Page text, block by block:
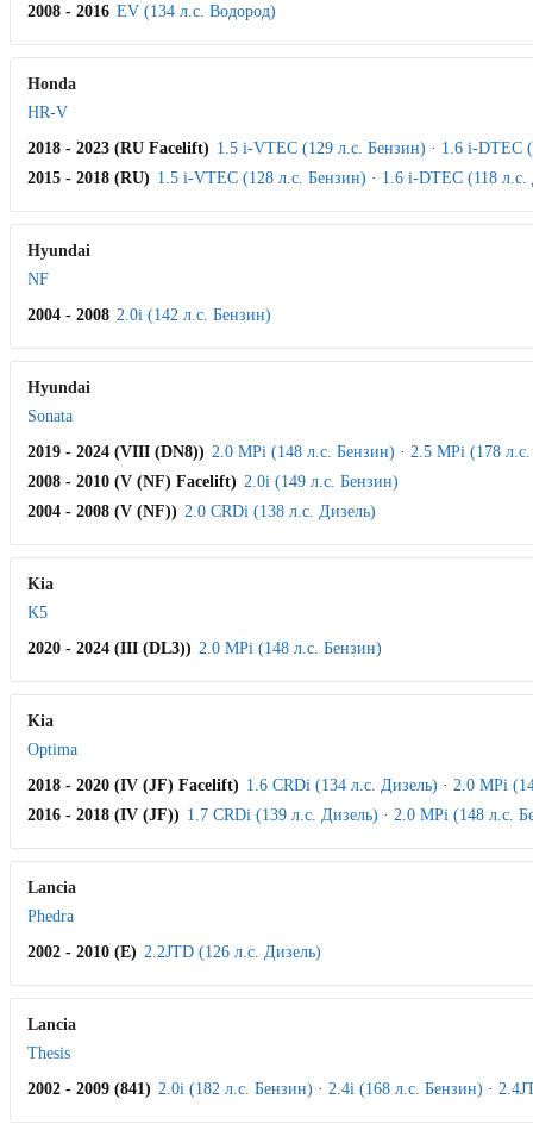
2008 - 2016 EV (134 л.с. Водород)
Honda
HR-V
2018 - 2023 (RU Facelift) 1.5 i-VTEC (129 л.с. Бензин) · 1.6 i-DTEC
2015 - 2018 (RU) 1.5 i-VTEC (128 л.с. Бензин) · 1.6 i-DTEC (118 л.с.
Hyundai
NF
2004 - 2008 2.0i (142 л.с. Бензин)
Hyundai
Sonata
2019 - 2024 (VIII (DN8)) 2.0 MPi (148 л.с. Бензин) · 2.5 MPi (178
2008 - 2010 (V (NF) Facelift) 2.0i (149 л.с. Бензин)
2004 - 2008 (V (NF)) 2.0 CRDi (138 л.с. Дизель)
Kia
K5
2020 - 2024 (III (DL3)) 2.0 MPi (148 л.с. Бензин)
Kia
Optima
2018 - 2020 (IV (JF) Facelift) 1.6 CRDi (134 л.с. Дизель) · 2.0 MPi
2016 - 2018 (IV (JF)) 1.7 CRDi (139 л.с. Дизель) · 2.0 MPi (148 л.с.
Lancia
Phedra
2002 - 2010 (E) 2.2JTD (126 л.с. Дизель)
Lancia
Thesis
2002 - 2009 (841) 2.0i (182 л.с. Бензин) · 2.4i (168 л.с. Бензин) ·